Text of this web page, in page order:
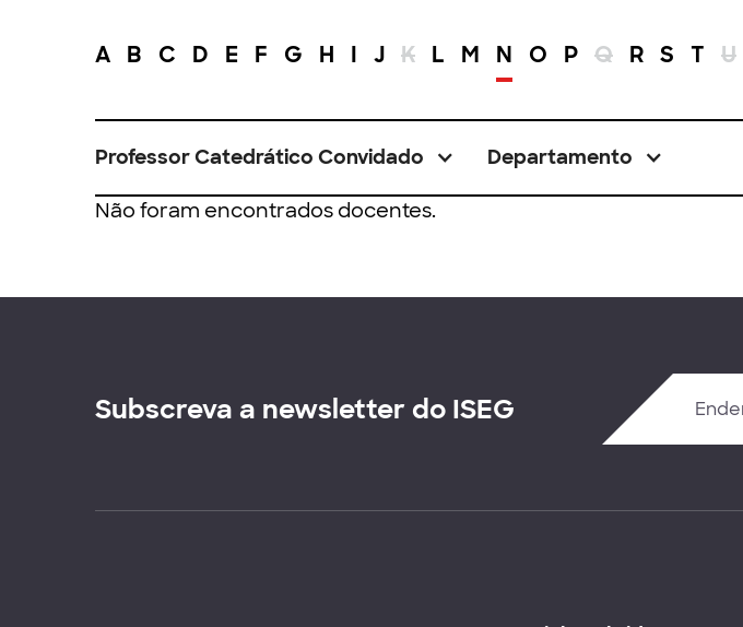
A B C D E F G H I J K L M N O P Q R S T U
Professor Catedrático Convidado Departamento
Não foram encontrados docentes.
Subscreva a newsletter do ISEG